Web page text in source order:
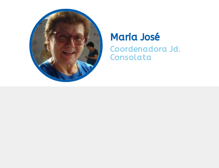
Maria José
Coordenadora Jd.
Consolata